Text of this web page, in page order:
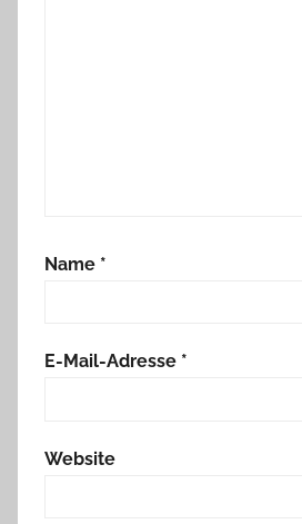
Name *
E-Mail-Adresse *
Website